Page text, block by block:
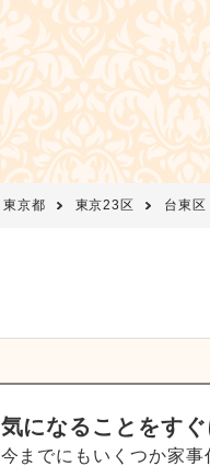
東京都 東京23区 台東区
気になることをす
今までにもいくつか家